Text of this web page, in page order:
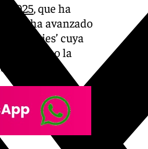
2025, que ha
ha avanzado
ferries’ cuya
el mismo la